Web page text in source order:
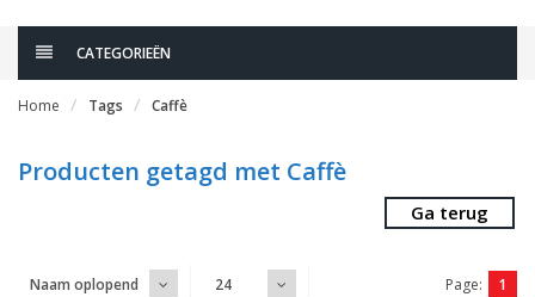
CATEGORIEËN
Home Tags Caffè
Producten getagd met Caffè
Ga terug
Naam oplopend 24 Page: 1